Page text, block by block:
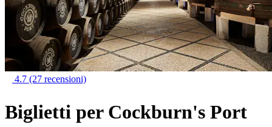
4.7 (27 recensioni)
Biglietti per Cockburn's Port